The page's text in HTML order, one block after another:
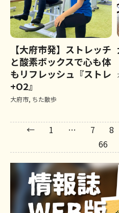
【大府市発】ストレッチ
と酸素ボックスで心も体
もリフレッシュ『ストレ
+O2』
大府市, ちた散歩
← 1 … 7 8
66